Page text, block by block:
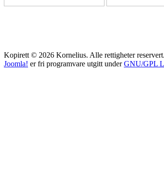
Kopirett © 2026 Kornelius. Alle rettigheter reservert.
Joomla! er fri programvare utgitt underGNU/GPL